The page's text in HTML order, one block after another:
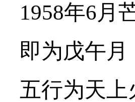
1958年6月
即为戊午
五行为天